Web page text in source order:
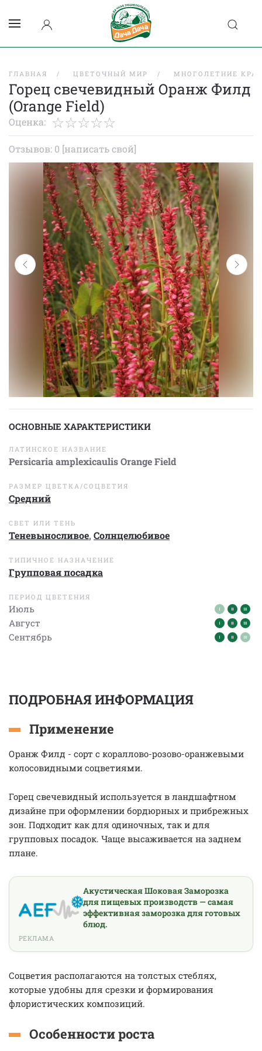
ГЛАВНАЯ ЦВЕТОЧНЫЙ МИР МНОГОЛЕТНИЕ
Горец свечевидный Оранж Филд
(Orange Field)
Оценка:
Отзывов: 0 [написать свой]
ОСНОВНЫЕ ХАРАКТЕРИСТИКИ
ЛАТИНСКОЕ НАЗВАНИЕ
Persicaria amplexicaulis Orange Field
РАЗМЕР ЦВЕТКА/СОЦВЕТИЯ
Средний
СВЕТ ИЛИ ТЕНЬ
Теневыносливое, Солнцелюбивое
ТИПИЧНОЕ НАЗНАЧЕНИЕ
Групповая посадка
ПЕРИОД ЦВЕТЕНИЯ
Июль
Август
Сентябрь
ПОДРОБНАЯ ИНФОРМАЦИЯ
Применение
Оранж Филд - сорт с кораллово-розово-оранжевыми
колосовидными соцветиями.
Горец свечевидный используется в ландшафтном
дизайне при оформлении бордюрных и прибрежных
зон. Подходит как для одиночных, так и для
групповых посадок. Чаще высаживается на заднем
плане.
Акустическая Шоковая Заморозка
для пищевых производств — самая
эффективная заморозка для готовых
блюд.
РЕКЛАМА
Соцветия располагаются на толстых стеблях,
которые удобны для срезки и формирования
флористических композиций.
Особенности роста